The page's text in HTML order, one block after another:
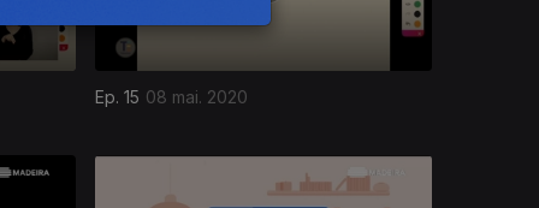
Ep. 15 08 mai. 2020